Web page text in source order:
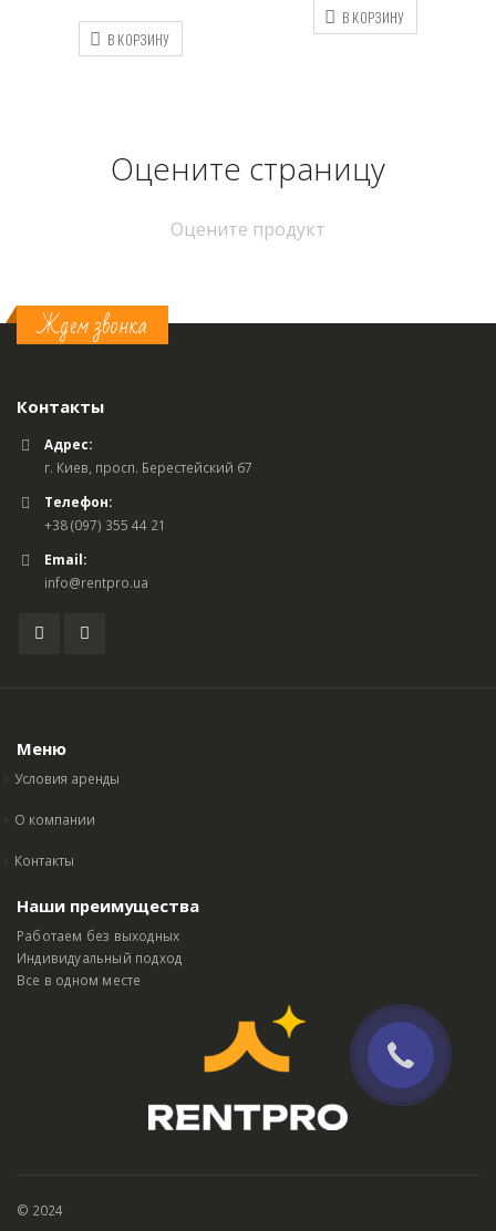
В КОРЗИНУ
В КОРЗИНУ
Оцените страницу
Оцените продукт
Ждем звонка
Контакты
Адрес:
г. Киев, просп. Берестейский 67
Телефон:
+38 (097) 355 44 21
Email:
info@rentpro.ua
Меню
Условия аренды
О компании
Контакты
Наши преимущества
Работаем без выходных
Индивидуальный подход
Все в одном месте
© 2024